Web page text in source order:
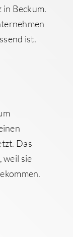
Beckum.
ist.
Das
weil sie